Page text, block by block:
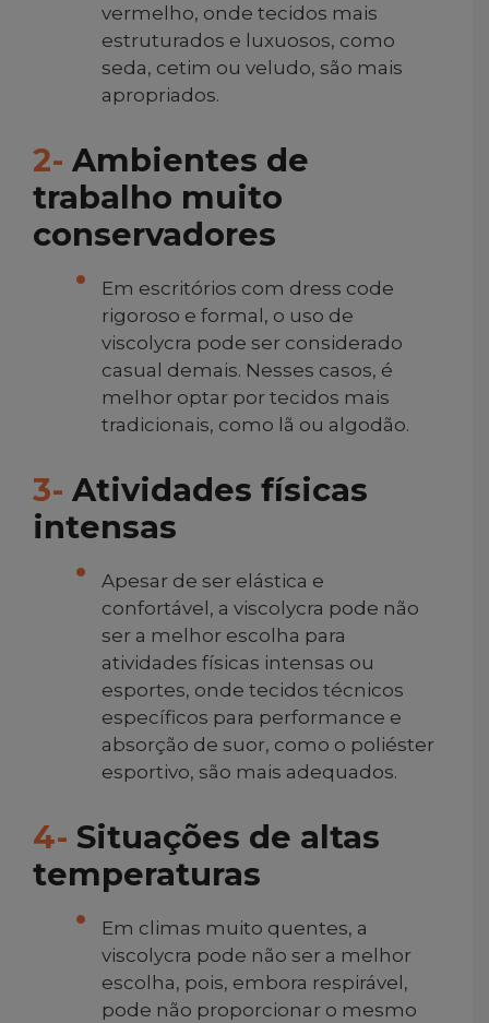
vermelho, onde tecidos mais
estruturados e luxuosos, como
seda, cetim ou veludo, são mais
apropriados.
2- Ambientes de
trabalho muito
conservadores
Em escritórios com dress code
rigoroso e formal, o uso de
viscolycra pode ser considerado
casual demais. Nesses casos, é
melhor optar por tecidos mais
tradicionais, como lã ou algodão.
3- Atividades físicas
intensas
Apesar de ser elástica e
confortável, a viscolycra pode não
ser a melhor escolha para
atividades físicas intensas ou
esportes, onde tecidos técnicos
específicos para performance e
absorção de suor, como o poliéster
esportivo, são mais adequados.
4- Situações de altas
temperaturas
Em climas muito quentes, a
viscolycra pode não ser a melhor
escolha, pois, embora respirável,
pode não proporcionar o mesmo